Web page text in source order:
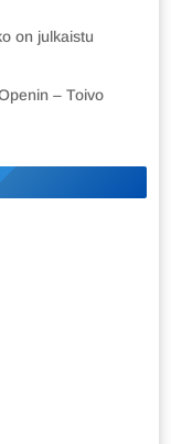
on julkaistu
– Toivo